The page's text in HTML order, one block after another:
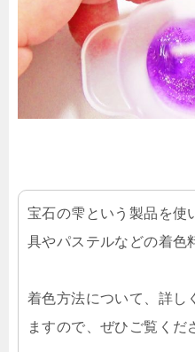
宝石の雫という製品を使
具やパステルなどの着色
着色方法について、詳し
ますので、ぜひご覧くだ